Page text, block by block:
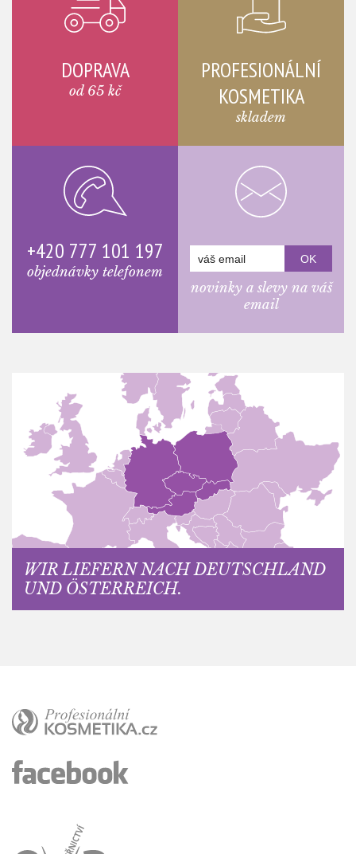
DOPRAVA
od 65 kč
PROFESIONÁLNÍ
KOSMETIKA
skladem
+420 777 101 197
objednávky telefonem
novinky a slevy na váš
email
WIR LIEFERN NACH DEUTSCHLAND
UND ÖSTERREICH.